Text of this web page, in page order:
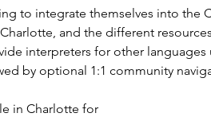
to integrate themselves into the
and the different
interpreters for other languages
by optional 1:1 community
in Charlotte for